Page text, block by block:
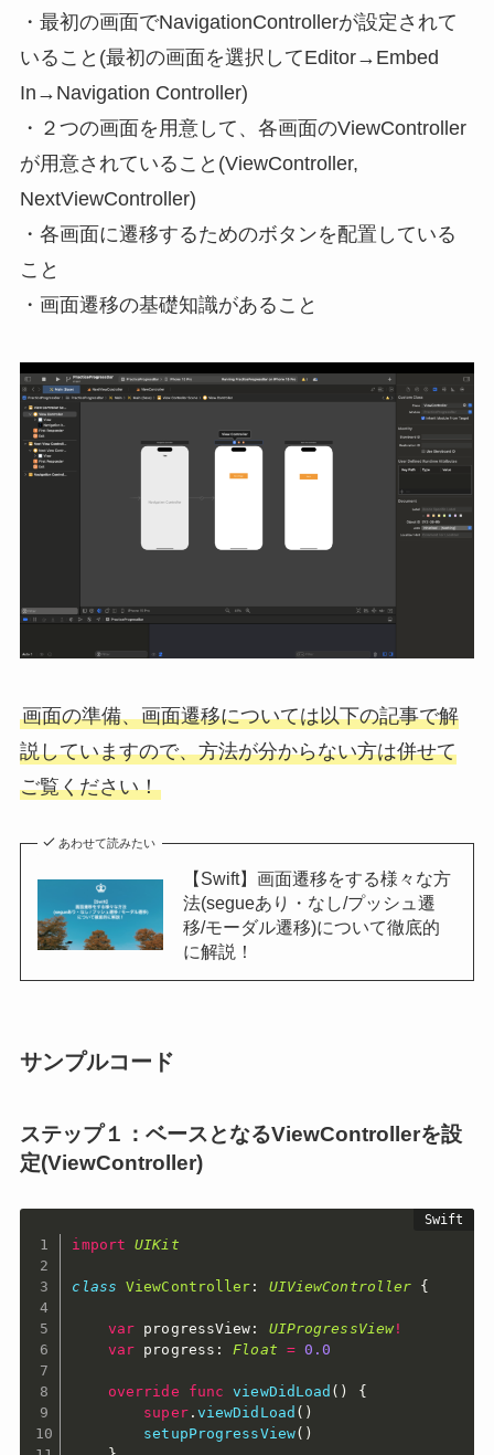
・最初の画面でNavigationControllerが設定されて
いること(最初の画面を選択してEditor→Embed
In→Navigation Controller)
・２つの画面を用意して、各画面のViewController
が用意されていること(ViewController,
NextViewController)
・各画面に遷移するためのボタンを配置している
こと
・画面遷移の基礎知識があること
画面の準備、画面遷移については以下の記事で解
説していますので、方法が分からない方は併せて
ご覧ください！
あわせて読みたい
【Swift】画面遷移をする様々な方
法(segueあり・なし/プッシュ遷
移/モーダル遷移)について徹底的
に解説！
サンプルコード
ステップ１：ベースとなるViewControllerを設
定(ViewController)
import UIKit
class ViewController : UIViewController {
var progressView : UIProgressView!
var progress : Float = 0.0
override func viewDidLoad ( )
{
super. viewDidLoad ( )
setupProgressView( )